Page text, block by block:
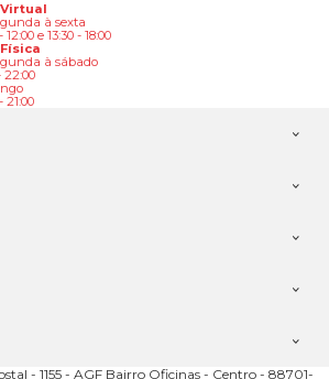
à sexta
12:00 e 13:30 - 18:00
à sábado
22:00
21:00
- 1155 - AGF Bairro Oficinas - Centro - 88701-